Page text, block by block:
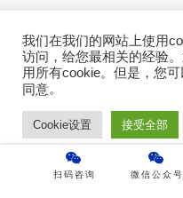
技术白皮书
关于乐维
乐维社区
免费下载
扫码咨询 微信公众号
我们在我们的网站上使用
访问，给您最相关的经验
用所有cookie。但是，您
同意。
Cookie设置 接受全部